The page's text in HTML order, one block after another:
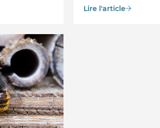
Lire l'article